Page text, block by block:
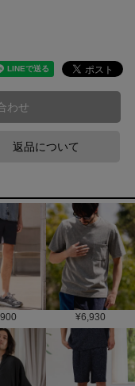
わせ
返品について
¥6,930